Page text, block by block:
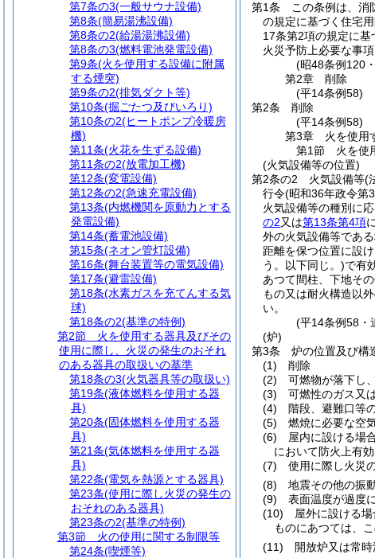
第1条
この条例は、消
の規定に基づく住宅
17条第2項の規定に
火災予防上必要な事
(昭48条例120
第2章
削除
(平14条例58)
第2条
削除
(平14条例58)
第3章
火を使用
第1節
火を使
(火気設備等の位置)
第2条の2
火気設備等(
行令(昭和36年政令第
火気設備等の種別に応
の2又は第13条第4項
外の火気設備等であ
距離を保つ位置に設
う。以下同じ。)で有
あつて間柱、下地そ
もの又は耐火構造以
い。
(平14条例58・
(炉)
第3条
炉の位置及び構
(1)
削除
(2)
可燃物が落下し
(3)
可燃性のガス又
(4)
階段、避難口等
(5)
燃焼に必要な空
(6)
屋内に設ける場
において防火上有
(7)
使用に際し火災
(8)
地震その他の振
(9)
表面温度が過度
(10)
屋外に設ける
ものにあつては、こ
(11)
開放炉又は常
第7条の3(一般サウナ設備)
第8条(簡易湯沸設備)
第8条の2(給湯湯沸設備)
第8条の3(燃料電池発電設備)
第9条(火を使用する設備に附属
する煙突)
第9条の2(排気ダクト等)
第10条(掘ごたつ及びいろり)
第10条の2(ヒートポンプ冷暖房
機)
第11条(火花を生ずる設備)
第11条の2(放電加工機)
第12条(変電設備)
第12条の2(急速充電設備)
第13条(内燃機関を原動力とする
発電設備)
第14条(蓄電池設備)
第15条(ネオン管灯設備)
第16条(舞台装置等の電気設備)
第17条(避雷設備)
第18条(水素ガスを充てんする気
球)
第18条の2(基準の特例)
第2節
火を使用する器具及びその
使用に際し、火災の発生のおそれ
のある器具の取扱いの基準
第18条の3(火気器具等の取扱い)
第19条(液体燃料を使用する器
具)
第20条(固体燃料を使用する器
具)
第21条(気体燃料を使用する器
具)
第22条(電気を熱源とする器具)
第23条(使用に際し火災の発生の
おそれのある器具)
第23条の2(基準の特例)
第3節
火の使用に関する制限等
第24条(喫煙等)